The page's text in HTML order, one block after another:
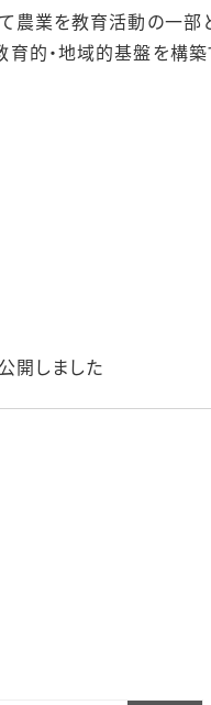
業を教育活動の一部
的・地域的基盤を構築
開しました